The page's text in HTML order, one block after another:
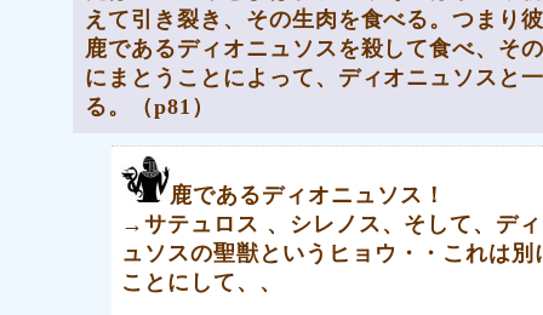
えて引き裂き、その生肉を食べる。つまり
鹿であるディオニュソスを殺して食べ、そ
にまとうことによって、ディオニュソスと
る。（p81）
鹿であるディオニュソス！
→サテュロス 、シレノス、そして、デ
ュソスの聖獣というヒョウ・・これは別
ことにして、、